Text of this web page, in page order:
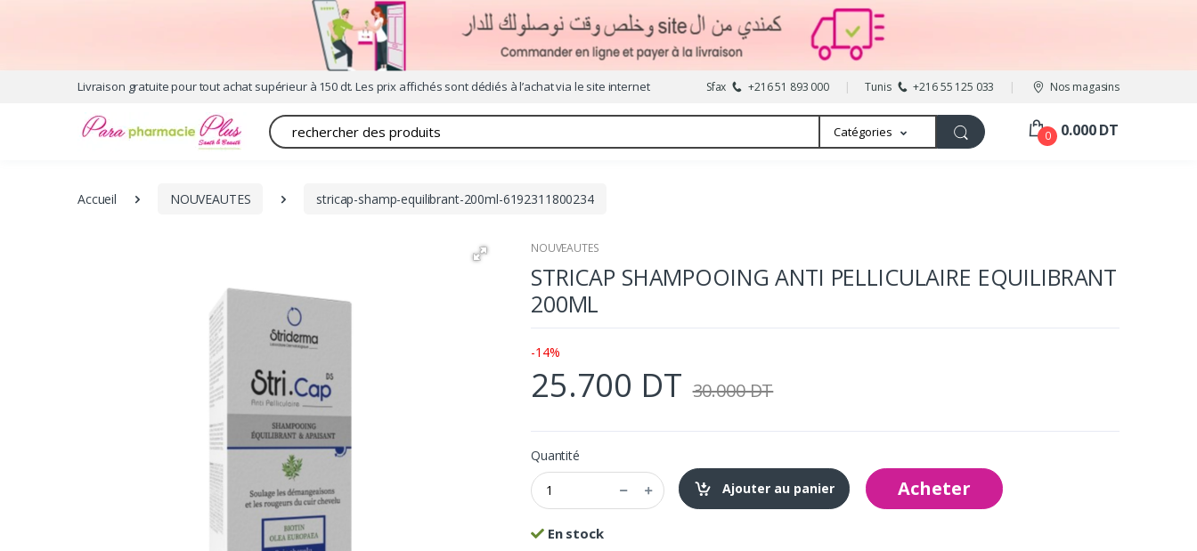
Livraison gratuite pour tout achat supérieur à 150 dt. Les prix affichés sont dédiés à l’achat via le site internet Sfax +216 51 893 000 Tunis +216 55 125 033 Nos magasins
Recherche Catégories 0 0.000 DT
Accueil NOUVEAUTES stricap-shamp-equilibrant-200ml-6192311800234
NOUVEAUTES
STRICAP SHAMPOOING ANTI PELLICULAIRE EQUILIBRANT
200ML
-14%
25.700 DT 30.000 DT
Quantité
Ajouter au panier
Acheter
En stock